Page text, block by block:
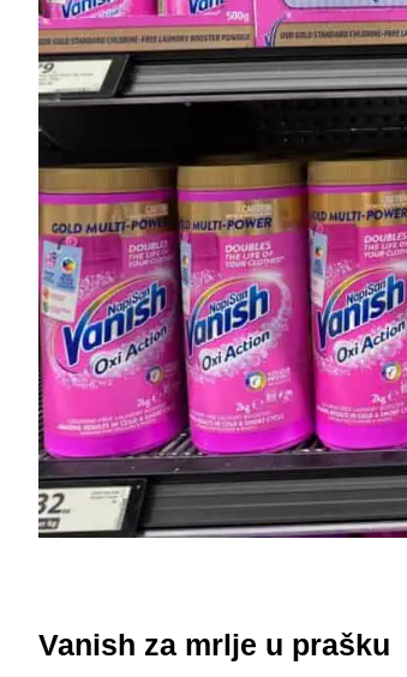
Vanish za mrlje u prašku